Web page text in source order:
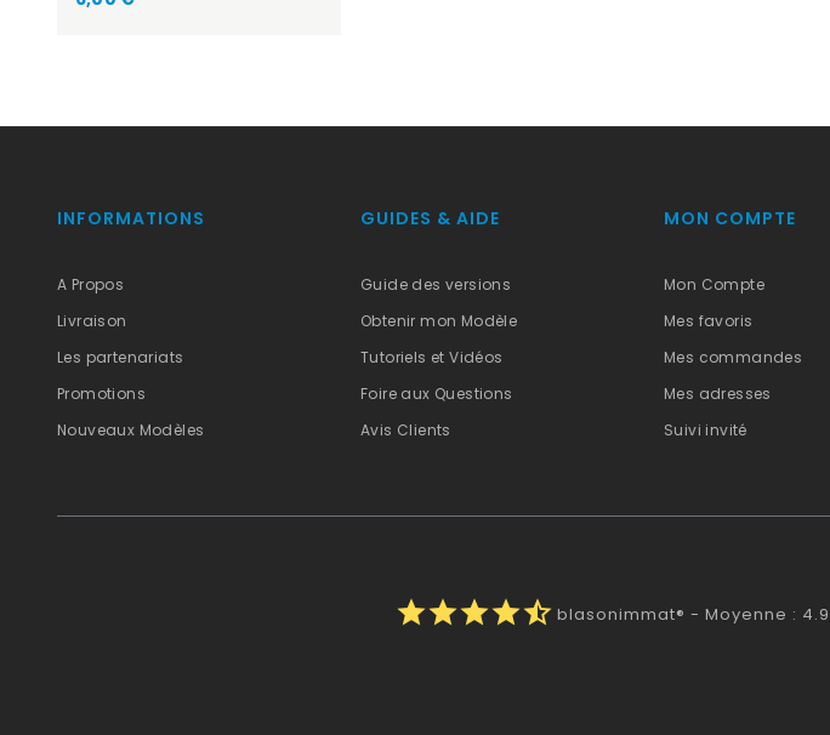
INFORMATIONS
A Propos
Livraison
Les partenariats
Promotions
Nouveaux Modèles
GUIDES & AIDE
Guide des versions
Obtenir mon Modèle
Tutoriels et Vidéos
Foire aux Questions
Avis Clients
MON COMPTE
Mon Compte
Mes favoris
Mes commandes
Mes adresses
Suivi invité
starstarstarstarstar_half blasonimmat® - Moyenne : 4.9